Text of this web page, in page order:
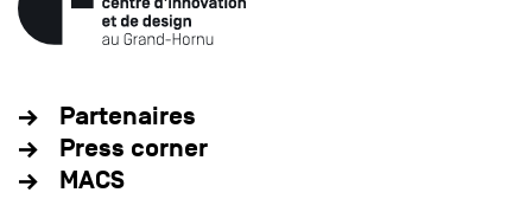
Partenaires
Press corner
MACS